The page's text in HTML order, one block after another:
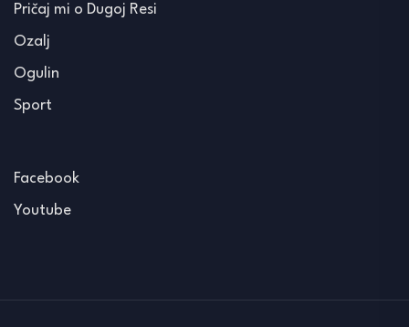
Pričaj mi o Dugoj Resi
Ozalj
Ogulin
Sport
Facebook
Youtube